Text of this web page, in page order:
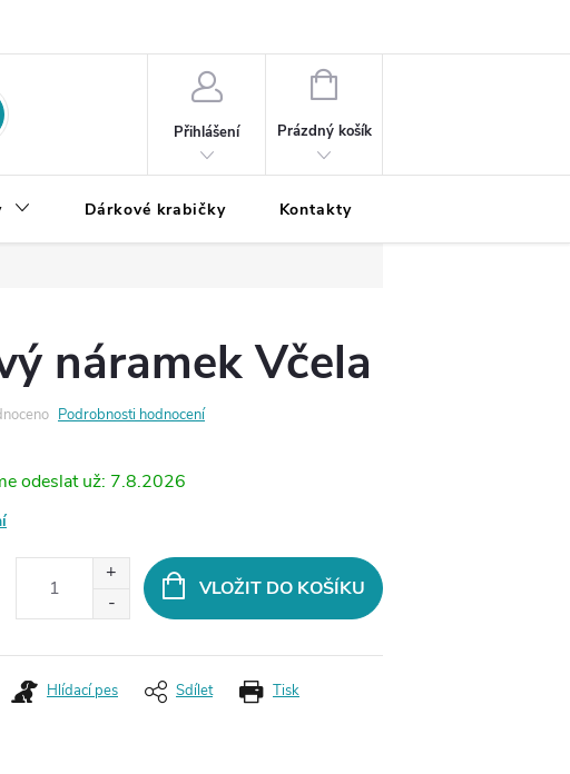
Přihlášení
NÁKUPNÍ
Prázdný košík
Dárkové krabičky Kontakty
náramek Včela
Podrobnosti hodnocení
7.8.2026
VLOŽIT DO KOŠÍKU
Tisk
Hlídací pes Sdílet